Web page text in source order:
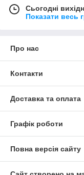
Сьогодні
Показати весь
Про нас
Контакти
Доставка та оплата
Графік роботи
Повна версія сайту